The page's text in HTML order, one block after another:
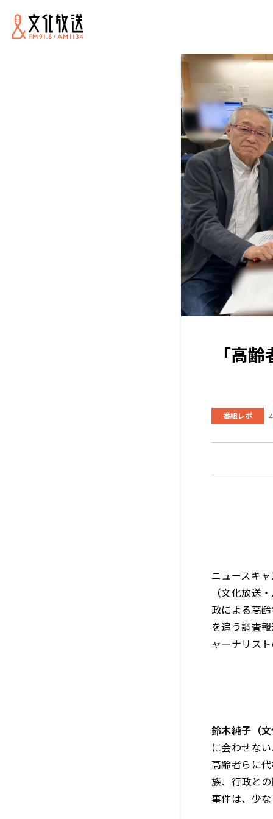
「高
番組レポ
ニュースキ
（文化放送
政による高
を追う調査
ャーナリス
鈴木純子（
に会わせな
高齢者らに
族、行政と
事件は、少